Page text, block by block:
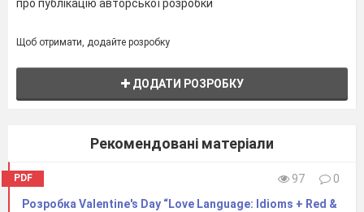
про публікацію авторської розробки
Щоб отримати, додайте розробку
ДОДАТИ РОЗРОБКУ
Рекомендовані матеріали
PDF 97
0
Розробка Valentine's Day “Love Language: Idioms + Red &